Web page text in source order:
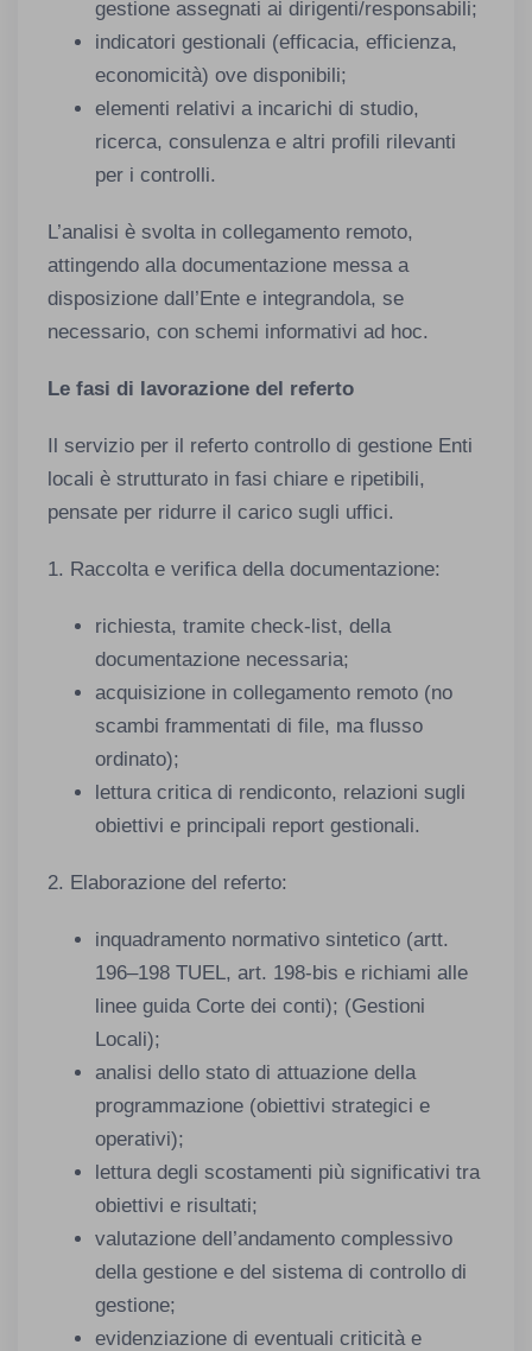
gestione assegnati ai dirigenti/responsabili;
indicatori gestionali (efficacia, efficienza,
economicità) ove disponibili;
elementi relativi a incarichi di studio,
ricerca, consulenza e altri profili rilevanti
per i controlli.
L’analisi è svolta in collegamento remoto,
attingendo alla documentazione messa a
disposizione dall’Ente e integrandola, se
necessario, con schemi informativi ad hoc.
Le fasi di lavorazione del referto
Il servizio per il referto controllo di gestione Enti
locali è strutturato in fasi chiare e ripetibili,
pensate per ridurre il carico sugli uffici.
1. Raccolta e verifica della documentazione:
richiesta, tramite check-list, della
documentazione necessaria;
acquisizione in collegamento remoto (no
scambi frammentati di file, ma flusso
ordinato);
lettura critica di rendiconto, relazioni sugli
obiettivi e principali report gestionali.
2. Elaborazione del referto:
inquadramento normativo sintetico (artt.
196–198 TUEL, art. 198-bis e richiami alle
linee guida Corte dei conti); (Gestioni
Locali);
analisi dello stato di attuazione della
programmazione (obiettivi strategici e
operativi);
lettura degli scostamenti più significativi tra
obiettivi e risultati;
valutazione dell’andamento complessivo
della gestione e del sistema di controllo di
gestione;
evidenziazione di eventuali criticità e